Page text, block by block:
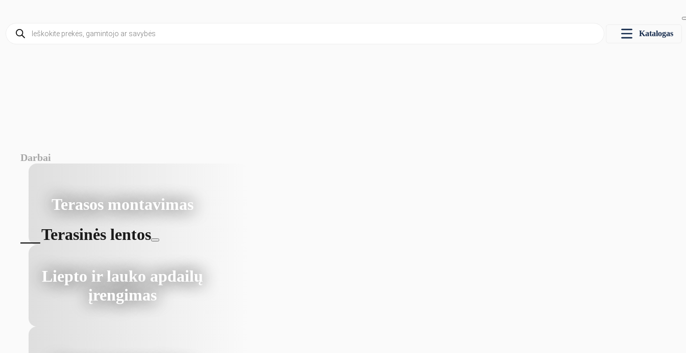
search
Katalogas
Darbai
Terasos montavimas
Liepto ir lauko apdailų
įrengimas
Terasinės lentos